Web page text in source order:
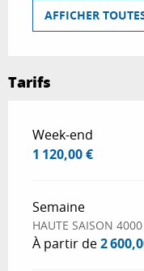
AFFICHER
Tarifs
Tarifs 2026
Week-end
1 120,00 €
Semaine
HAUTE SAISON
À partir de2